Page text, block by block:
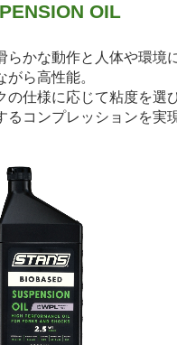
OIL
らかな動作と人体や環境
がら高性能。
の仕様に応じて粘度を選び
るコンプレッションを実現